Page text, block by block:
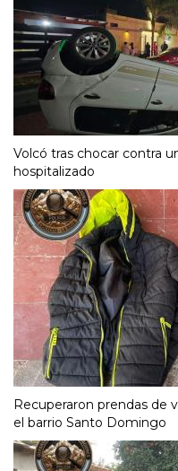
Volcó tras chocar contra
hospitalizado
Recuperaron prendas de
el barrio Santo Domingo